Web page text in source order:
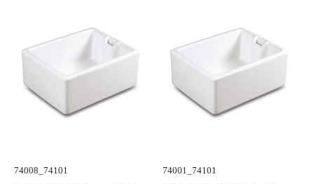
74008_74101 74001_74101